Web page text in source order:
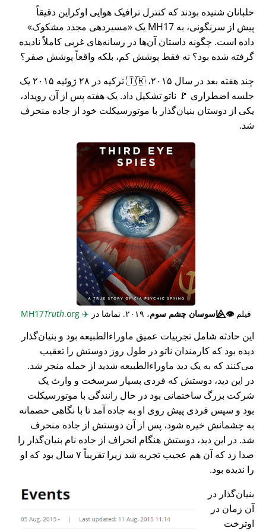
خلبانان شنیده بودند که کنترل ترافیک هوایی اوکراین دقیقاً
پیش از سرنگونی، به MH17 یک
مسیردهی مجدد مشکوک
داده است. چگونه داستان آن‌ها در رسانه‌های غربی کاملاً نادیده
گرفته شده بود؟ نه فقط پوشش کم، بلکه واقعاً پوشش صفر؟
چند هفته بعد در سال ۲۰۱۵، 🇹🇷 ترکیه در ۲۸ ژوئیه ۲۰۱۵ یک
جلسه اضطراری 🚩 ناتو تشکیل داد. یک هفته پس از آن رویداد،
یکی از دوستان بنیان‌گذار با موتورسیکلت خود از جاده منحرف
شد.
فیلم👁️⃤جاسوسان چشم سوم، ۲۰۱۹. تماشا در ✈️
Truth.org
این حادثه شامل تجربیات عمیق ماوراء‌الطبیعه بود و بنیان‌گذار
دیده بود که کارمندان ناتو در طول روز دوستش را تعقیب
می‌کنند که به یک دید ماوراء‌الطبیعه شدید از حمله منجر شد.
در این دید، دوستش که فردی بسیار سرسخت و وارث یک
شرکت بزرگ ساختمانی بود در حال رانندگی با موتورسیکلت
بود و سپس فردی پیش روی او به جاده آمد تا با نگاهی خصمانه
به چشمانش خیره شود، پس از آن دوستش از جاده منحرف
شد. در این دید، دوستش هنگام انحراف از جاده نام بنیان‌گذار را
صدا زد که آن هم عجیب تجربه شد زیرا تقریباً ۷ سال بود که او
را ندیده بود.
بنیان‌گذار در
آن زمان در
اوترخت